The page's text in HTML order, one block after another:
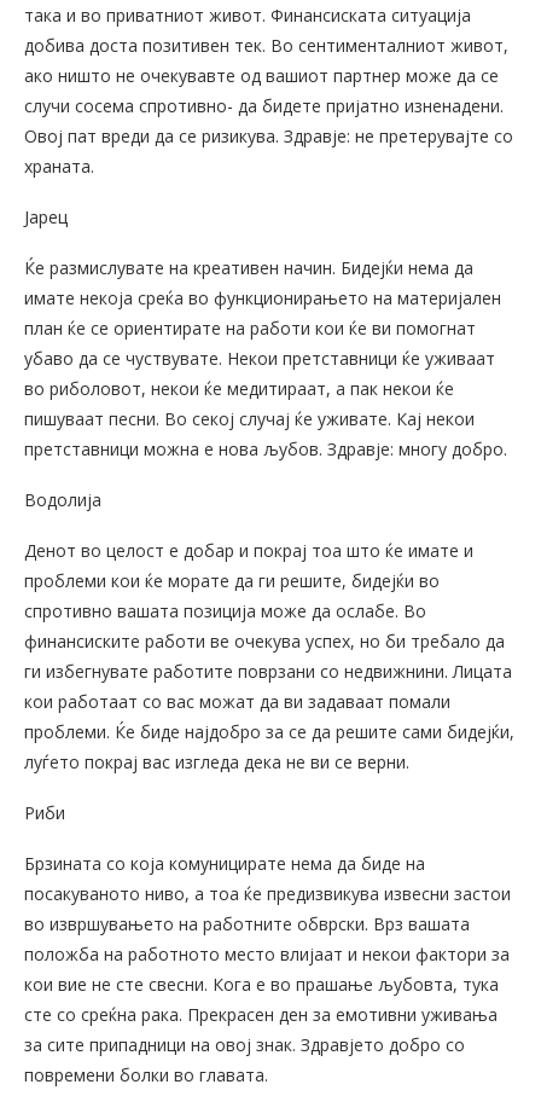
така и во приватниот живот. Финансиската ситуација
добива доста позитивен тек. Во сентименталниот живот,
ако ништо не очекувавте од вашиот партнер може да се
случи сосема спротивно- да бидете пријатно изненадени.
Овој пат вреди да се ризикува. Здравје: не претерувајте со
храната.
Јарец
Ќе размислувате на креативен начин. Бидејќи нема да
имате некоја среќа во функционирањето на материјален
план ќе се ориентирате на работи кои ќе ви помогнат
убаво да се чуствувате. Некои претставници ќе уживаат
во риболовот, некои ќе медитираат, а пак некои ќе
пишуваат песни. Во секој случај ќе уживате. Кај некои
претставници можна е нова љубов. Здравје: многу добро.
Водолија
Денот во целост е добар и покрај тоа што ќе имате и
проблеми кои ќе морате да ги решите, бидејќи во
спротивно вашата позиција може да ослабе. Во
финансиските работи ве очекува успех, но би требало да
ги избегнувате работите поврзани со недвижнини. Лицата
кои работаат со вас можат да ви задаваат помали
проблеми. Ќе биде најдобро за се да решите сами бидејќи,
луѓето покрај вас изгледа дека не ви се верни.
Риби
Брзината со која комуницирате нема да биде на
посакуваното ниво, а тоа ќе предизвикува извесни застои
во извршувањето на работните обврски. Врз вашата
положба на работното место влијаат и некои фактори за
кои вие не сте свесни. Кога е во прашање љубовта, тука
сте со среќна рака. Прекрасен ден за емотивни уживања
за сите припадници на овој знак. Здравјето добро со
повремени болки во главата.